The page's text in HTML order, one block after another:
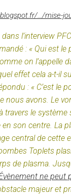
…/mise-
l’interview
: « Qui est le
on l’appelle
effet cela a-t-il
: « C’est le
nous avons. Le
travers le système
en son centre. La
central de cette
Toplets
de plasma.
ne peut
majeur et